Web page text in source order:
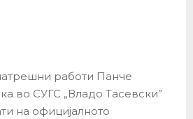
работи Панче
во СУГС „Владо Тасевски”
на официјалното